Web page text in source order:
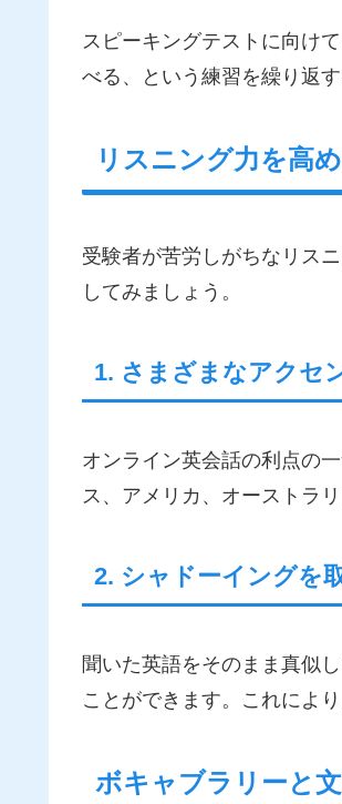
スピーキングテストに向け
べる、という練習を繰り返
リスニング力を高
受験者が苦労しがちなリス
してみましょう。
1. さまざまなアクセ
オンライン英会話の利点の
ス、アメリカ、オーストラ
2. シャドーイングを
聞いた英語をそのまま真似
ことができます。これによ
ボキャブラリーと